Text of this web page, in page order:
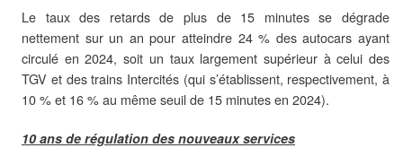
Le taux des retards de plus de 15 minutes se dégrade
nettement sur un an pour atteindre 24 % des autocars ayant
circulé en 2024, soit un taux largement supérieur à celui des
TGV et des trains Intercités (qui s’établissent, respectivement, à
10 % et 16 % au même seuil de 15 minutes en 2024).
10 ans de régulation des nouveaux services